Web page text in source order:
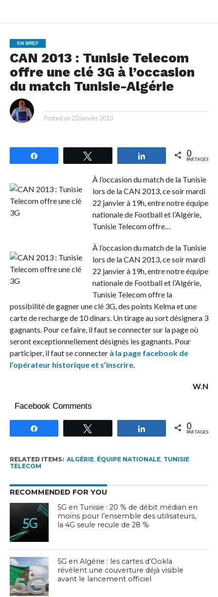
EN BREF
CAN 2013 : Tunisie Telecom
offre une clé 3G à l’occasion
du match Tunisie-Algérie
Posted on 22 janvier 2013
Partagez 0
PARTAGES
À l’occasion du match de la Tunisie
lors de la CAN 2013, ce soir mardi
22 janvier à 19h, entre notre équipe
nationale de Football et l’Algérie,
Tunisie Telecom offre…
À l’occasion du match de la Tunisie
lors de la CAN 2013, ce soir mardi
22 janvier à 19h, entre notre équipe
nationale de Football et l’Algérie,
Tunisie Telecom offre la
possibilité de gagner une clé 3G, des points Kelma et une
carte de recharge de 10 dinars. Un tirage au sort désignera 3
gagnants. Pour ce faire, il faut se connecter sur la page où
seront exceptionnellement désignés les gagnants. Pour
participer, il faut se connecter à la page facebook de
l’opérateur historique et s’inscrire.
W.N
Facebook Comments
Partagez 0
PARTAGES
RELATED ITEMS: ALGÉRIE, ÉQUIPE NATIONALE, TUNISIE
TELECOM
RECOMMENDED FOR YOU
5G en Tunisie : 20 % de débit médian en
moins pour l’ensemble des utilisateurs,
la 4G seule recule de 28 %
5G en Algérie : les cartes d’Ookla
révèlent une couverture déjà visible
avant le lancement officiel